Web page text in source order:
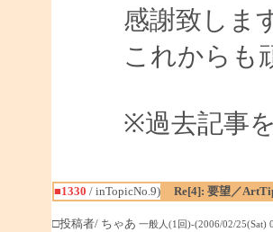
感謝致しま
これからも
※過去記事
■1330 / inTopicNo.9) Re[4]: 要望／
□投稿者/ ちゃあ 一般人(1回)-(2006/02/25(Sat)